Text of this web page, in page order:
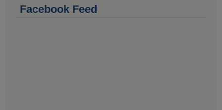
Facebook Feed